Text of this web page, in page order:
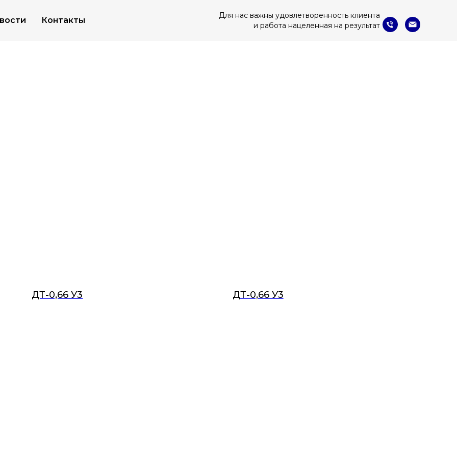
Контакты
Для нас важны удовлетворенность клиента
и работа нацеленная на результат
ДТ-0,66 У3 ДТ-0,66 У3